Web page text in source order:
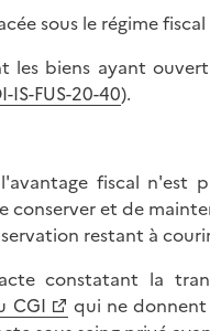
sous le régime
biens ayant
IS-FUS-20-40).
fiscal n'est
conserver et de
restant à
constatant la
CGI
qui ne donnent